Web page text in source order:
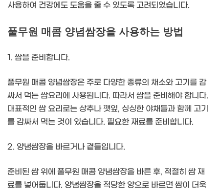
사용하여 건강에도 도움을 줄 수 있도록 고려되었습니다.
풀무원 매콤 양념쌈장을 사용하는 방법
1. 쌈을 준비합니다.
풀무원 매콤 양념쌈장은 주로 다양한 종류의 채소와 고기를 감
싸서 먹는 쌈요리에 사용됩니다. 따라서 쌈을 준비해야 합니다.
대표적인 쌈 요리로는 상추나 깻잎, 싱싱한 야채들과 함께 고기
를 감싸서 먹는 것이 있습니다. 필요한 재료를 준비합니다.
2. 양념쌈장을 바르거나 곁들입니다.
준비된 쌈 위에 풀무원 매콤 양념쌈장을 바른 후, 적절히 쌈 재
료를 넣어둡니다. 양념쌈장을 적당한 양으로 바르면 쌈이 더욱